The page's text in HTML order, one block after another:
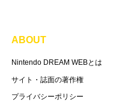
ABOUT
Nintendo DREAM WEBとは
サイト・誌面の著作権
プライバシーポリシー